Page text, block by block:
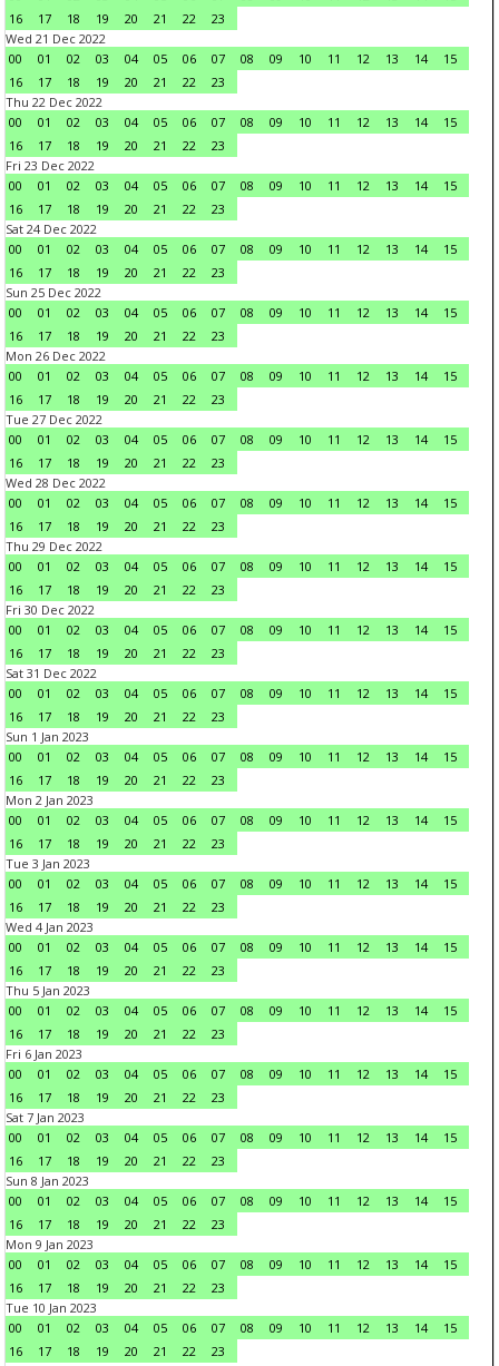
16
17 18 19 20 21 22
23
Wed 21 Dec 2022
00
01 02 03 04 05 06 07 08 09 10 11 12 13 14
15
16
17 18 19 20 21 22
23
Thu 22 Dec 2022
00
01 02 03 04 05 06 07 08 09 10 11 12 13 14
15
16
17 18 19 20 21 22
23
Fri 23 Dec 2022
00
01 02 03 04 05 06 07 08 09 10 11 12 13 14
15
16
17 18 19 20 21 22
23
Sat 24 Dec 2022
00
01 02 03 04 05 06 07 08 09 10 11 12 13 14
15
16
17 18 19 20 21 22
23
Sun 25 Dec 2022
00
01 02 03 04 05 06 07 08 09 10 11 12 13 14
15
16
17 18 19 20 21 22
23
Mon 26 Dec 2022
00
01 02 03 04 05 06 07 08 09 10 11 12 13 14
15
16
17 18 19 20 21 22
23
Tue 27 Dec 2022
00
01 02 03 04 05 06 07 08 09 10 11 12 13 14
15
16
17 18 19 20 21 22
23
Wed 28 Dec 2022
00
01 02 03 04 05 06 07 08 09 10 11 12 13 14
15
16
17 18 19 20 21 22
23
Thu 29 Dec 2022
00
01 02 03 04 05 06 07 08 09 10 11 12 13 14
15
16
17 18 19 20 21 22
23
Fri 30 Dec 2022
00
01 02 03 04 05 06 07 08 09 10 11 12 13 14
15
16
17 18 19 20 21 22
23
Sat 31 Dec 2022
00
01 02 03 04 05 06 07 08 09 10 11 12 13 14
15
16
17 18 19 20 21 22
23
Sun 1 Jan 2023
00
01 02 03 04 05 06 07 08 09 10 11 12 13 14
15
16
17 18 19 20 21 22
23
Mon 2 Jan 2023
00
01 02 03 04 05 06 07 08 09 10 11 12 13 14
15
16
17 18 19 20 21 22
23
Tue 3 Jan 2023
00
01 02 03 04 05 06 07 08 09 10 11 12 13 14
15
16
17 18 19 20 21 22
23
Wed 4 Jan 2023
00
01 02 03 04 05 06 07 08 09 10 11 12 13 14
15
16
17 18 19 20 21 22
23
Thu 5 Jan 2023
00
01 02 03 04 05 06 07 08 09 10 11 12 13 14
15
16
17 18 19 20 21 22
23
Fri 6 Jan 2023
00
01 02 03 04 05 06 07 08 09 10 11 12 13 14
15
16
17 18 19 20 21 22
23
Sat 7 Jan 2023
00
01 02 03 04 05 06 07 08 09 10 11 12 13 14
15
16
17 18 19 20 21 22
23
Sun 8 Jan 2023
00
01 02 03 04 05 06 07 08 09 10 11 12 13 14
15
16
17 18 19 20 21 22
23
Mon 9 Jan 2023
00
01 02 03 04 05 06 07 08 09 10 11 12 13 14
15
16
17 18 19 20 21 22
23
Tue 10 Jan 2023
00
01 02 03 04 05 06 07 08 09 10 11 12 13 14
15
16
17 18 19 20 21 22
23